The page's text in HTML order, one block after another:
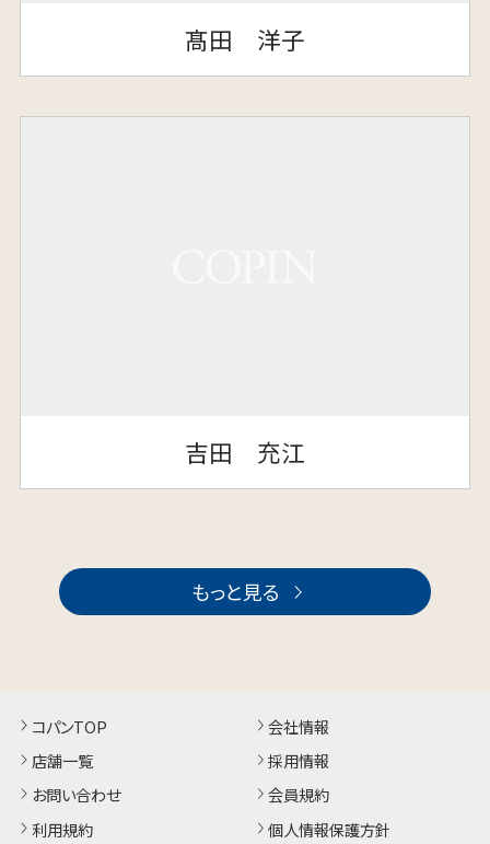
髙田 洋子
吉田 充江
もっと見る
コパンTOP
店舗一覧
お問い合わせ
利用規約
会社情報
採用情報
会員規約
個人情報保護方針